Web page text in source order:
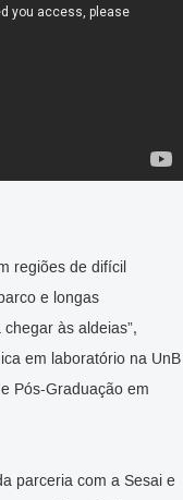
regiões de difícil
e longas
às aldeias”,
em laboratório na UnB
Pós-Graduação em
parceria com a Sesai e